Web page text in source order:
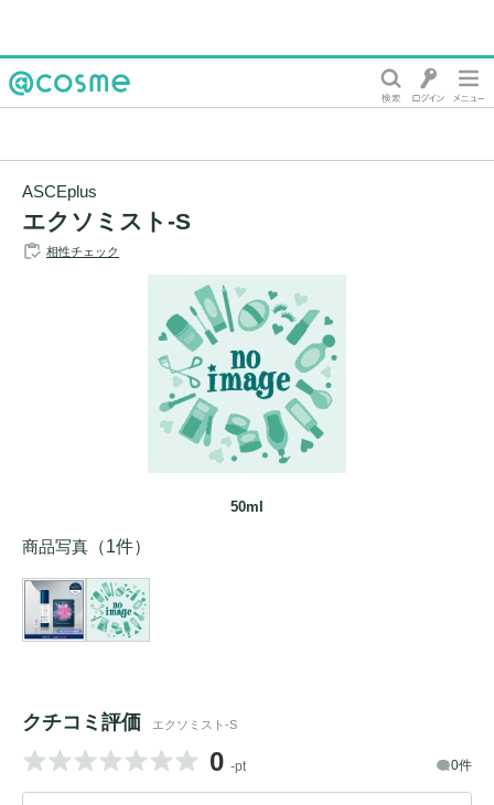
ASCEplus
エクソミスト-S
相性チェック
50ml
商品写真 （1件）
クチコミ評価 エクソミスト-S
0 -pt 0件